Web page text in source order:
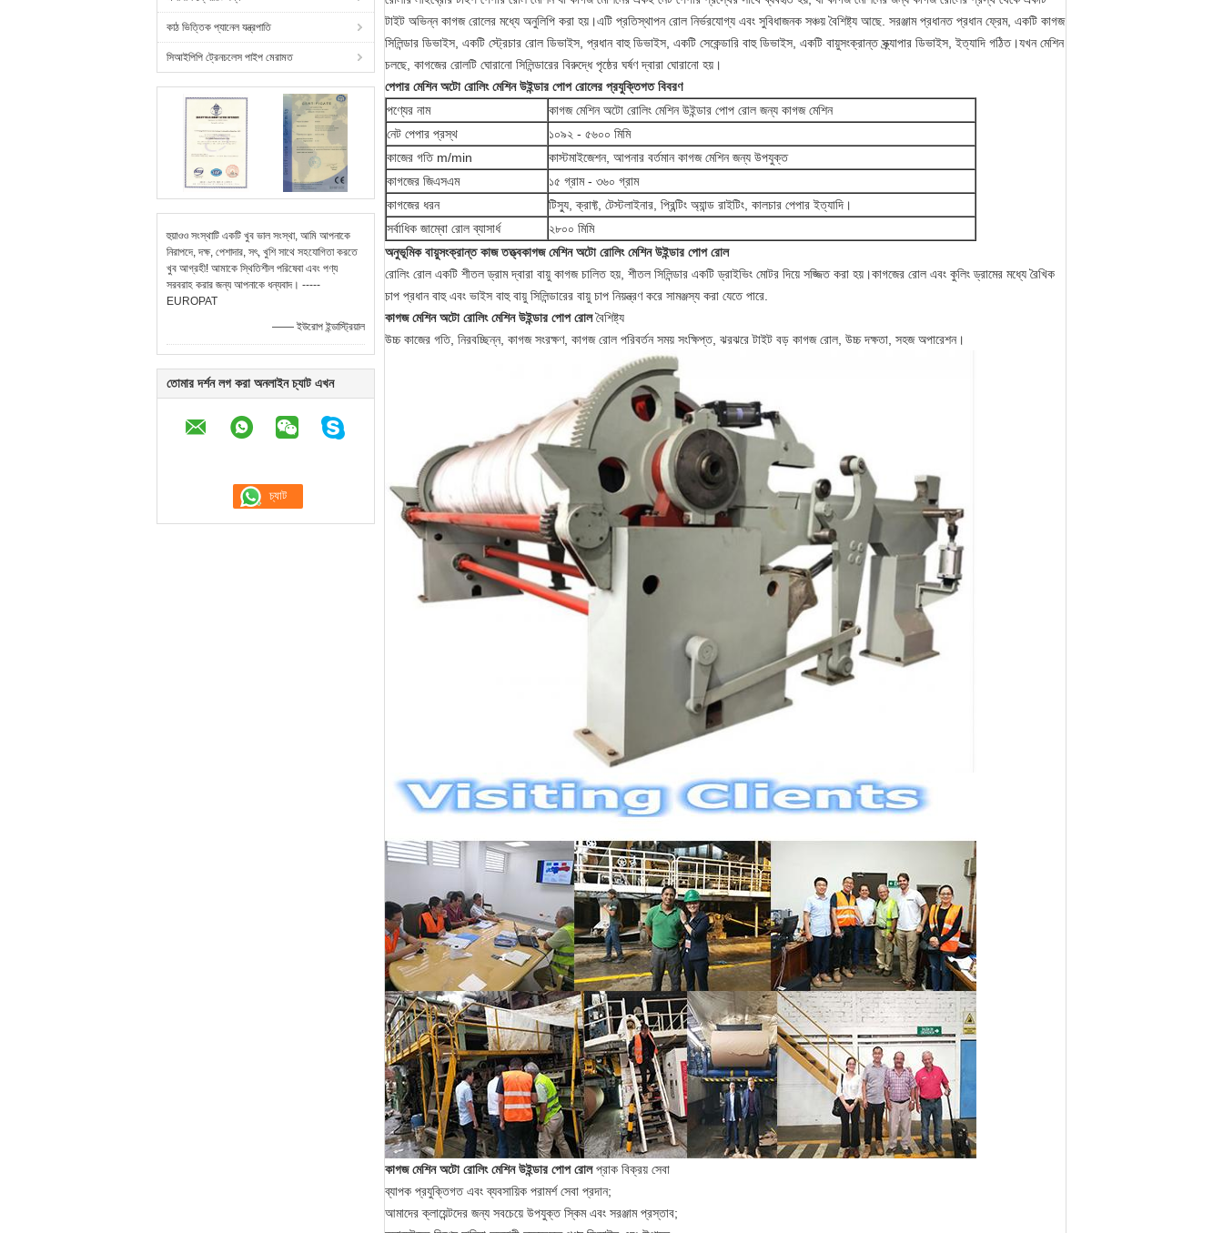
কাঠ ভিত্তিক প্যানেল যন্ত্রপাতি
সিআইপিপি ট্রেনচলেস পাইপ মেরামত
হুয়াওও সংস্থাটি একটি খুব ভাল সংস্থা, আমি আপনাকে
নিরাপদে, দক্ষ, পেশাদার, সৎ, খুশি সাথে সহযোগিতা করতে
খুব আগ্রহী! আমাকে স্থিতিশীল পরিষেবা এবং পণ্য
সরবরাহ করার জন্য আপনাকে ধন্যবাদ। -----
EUROPAT
—— ইউরোপ ইন্ডাস্ট্রিয়াল
তোমার দর্শন লগ করা অনলাইন চ্যাট এখন
টাইট অভিন্ন কাগজ রোলের মধ্যে অনুলিপি করা হয়।এটি প্রতিস্থাপন রোল নির্ভরযোগ্য এবং সুবিধাজনক সঞ্চয় বৈশিষ্ট্য আছে. সরঞ্জাম প্রধানত প্রধান ফ্রেম, একটি কাগজ
সিলিন্ডার ডিভাইস, একটি স্ট্রেচার রোল ডিভাইস, প্রধান বাহু ডিভাইস, একটি সেকেন্ডারি বাহু ডিভাইস, একটি বায়ুসংক্রান্ত স্ক্র্যাপার ডিভাইস, ইত্যাদি গঠিত।যখন মেশিন
চলছে, কাগজের রোলটি ঘোরানো সিলিন্ডারের বিরুদ্ধে পৃষ্ঠের ঘর্ষণ দ্বারা ঘোরানো হয়।
পেপার মেশিন অটো রোলিং মেশিন উইন্ডার পোপ রোলের প্রযুক্তিগত বিবরণ
পণ্যের নাম
কাগজ মেশিন অটো রোলিং মেশিন উইন্ডার পোপ রোল জন্য কাগজ মেশিন
নেট পেপার প্রস্থ
১০৯২ - ৫৬০০ মিমি
কাজের গতি m/min
কাস্টমাইজেশন, আপনার বর্তমান কাগজ মেশিন জন্য উপযুক্ত
কাগজের জিএসএম
১৫ গ্রাম - ৩৬০ গ্রাম
কাগজের ধরন
টিস্যু, ক্রাফ্ট, টেস্টলাইনার, প্রিন্টিং অ্যান্ড রাইটিং, কালচার পেপার ইত্যাদি।
সর্বাধিক জাম্বো রোল ব্যাসার্ধ
২৮০০ মিমি
অনুভূমিক বায়ুসংক্রান্ত কাজ তত্ত্বকাগজ মেশিন অটো রোলিং মেশিন উইন্ডার পোপ রোল
রোলিং রোল একটি শীতল ড্রাম দ্বারা বায়ু কাগজ চালিত হয়, শীতল সিলিন্ডার একটি ড্রাইভিং মোটর দিয়ে সজ্জিত করা হয়।কাগজের রোল এবং কুলিং ড্রামের মধ্যে রৈখিক
চাপ প্রধান বাহু এবং ভাইস বাহু বায়ু সিলিন্ডারের বায়ু চাপ নিয়ন্ত্রণ করে সামঞ্জস্য করা যেতে পারে.
কাগজ মেশিন অটো রোলিং মেশিন উইন্ডার পোপ রোল বৈশিষ্ট্য
উচ্চ কাজের গতি, নিরবচ্ছিন্ন, কাগজ সংরক্ষণ, কাগজ রোল পরিবর্তন সময় সংক্ষিপ্ত, ঝরঝরে টাইট বড় কাগজ রোল, উচ্চ দক্ষতা, সহজ অপারেশন।
কাগজ মেশিন অটো রোলিং মেশিন উইন্ডার পোপ রোল প্রাক বিক্রয় সেবা
ব্যাপক প্রযুক্তিগত এবং ব্যবসায়িক পরামর্শ সেবা প্রদান;
আমাদের ক্লায়েন্টদের জন্য সবচেয়ে উপযুক্ত স্কিম এবং সরঞ্জাম প্রস্তাব;